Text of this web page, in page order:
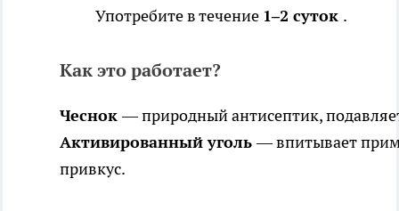
Употребите в течение 1–2 суток .
Как это работает?
Чеснок— природный антисептик,
Активированный уголь— впитывает
привкус.